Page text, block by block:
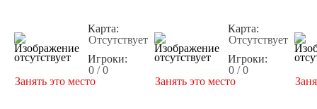
Карта:
Отсутствует
Игроки:
0 / 0
Занять это место
Карта:
Отсутствует
Игроки:
0 / 0
Занять это место